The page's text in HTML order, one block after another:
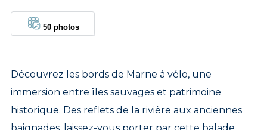
50 photos
Découvrez les bords de Marne à vélo, une
immersion entre îles sauvages et patrimoine
historique. Des reflets de la rivière aux anciennes